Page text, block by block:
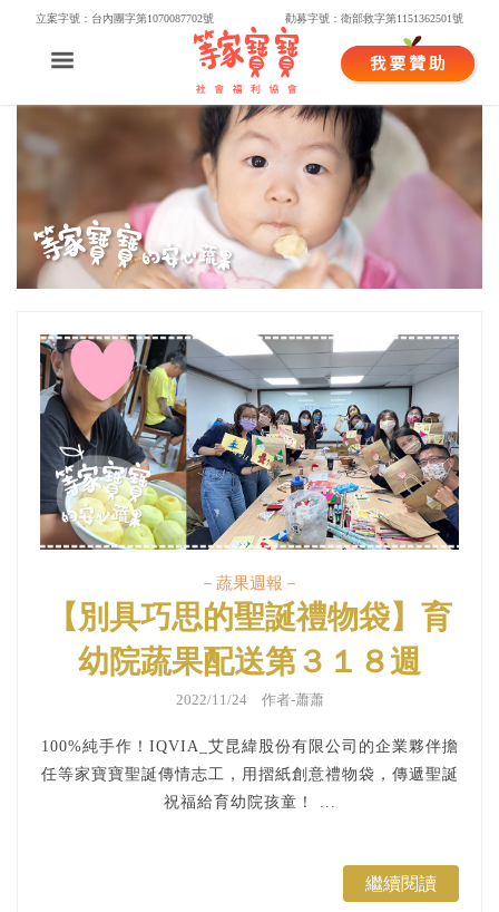
立案字號：台內團字第1070087702號 勸募字號：衛部救字第1151362501號
－蔬果週報－
【別具巧思的聖誕禮物袋】育
幼院蔬果配送第３１８週
2022/11/24 作者-蕭蕭
100%純手作！IQVIA_艾昆緯股份有限公司的企業夥伴擔
任等家寶寶聖誕傳情志工，用摺紙創意禮物袋，傳遞聖誕
祝福給育幼院孩童！ ...
繼續閱讀